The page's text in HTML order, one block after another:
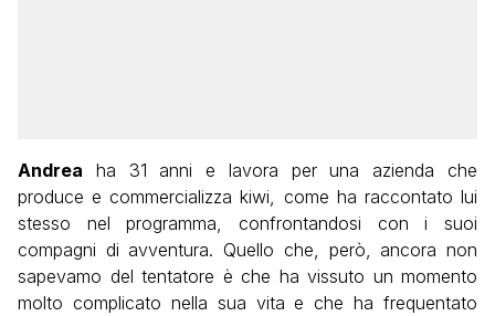
Andrea ha 31 anni e lavora per una azienda che
produce e commercializza kiwi, come ha raccontato lui
stesso nel programma, confrontandosi con i suoi
compagni di avventura. Quello che, però, ancora non
sapevamo del tentatore è che ha vissuto un momento
molto complicato nella sua vita e che ha frequentato